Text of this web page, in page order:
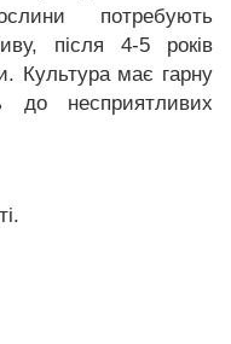
потребують
після 4-5 років
Культура має гарну
до несприятливих